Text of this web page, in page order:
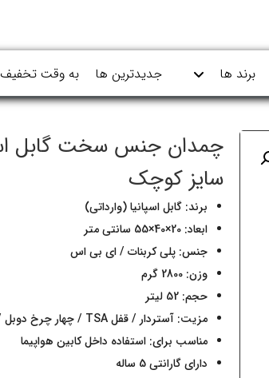
برند ها جدیدترین ها به وقت تخفیف
سایز کوچک
برند: گابل اسپانیا (وارداتی)
ابعاد: 20×40×55 سانتی متر
جنس: پلی کربنات / ای بی اس
وزن: 2800 گرم
حجم: 52 لیتر
مزیت: آستردار / قفل TSA / چهار چرخ دوبل / مواد فاقد Pvc
مناسب برای: استفاده داخل کابین هواپیما
دارای گارانتی 5 ساله